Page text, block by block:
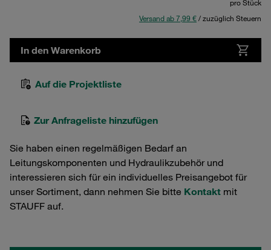
pro Stück
Versand ab 7,99 €/ zuzüglich Steuern
In den Warenkorb
Auf die Projektliste
Zur Anfrageliste hinzufügen
Sie haben einen regelmäßigen Bedarf an
Leitungskomponenten und Hydraulikzubehör und
interessieren sich für ein individuelles Preisangebot für
unser Sortiment, dann nehmen Sie bitte Kontakt mit
STAUFF auf.